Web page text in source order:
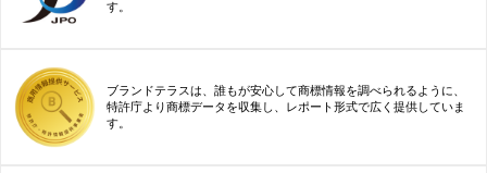
す。
ブランドテラスは、誰もが安心して商標情報を調べられるように、
特許庁より商標データを収集し、レポート形式で広く提供していま
す。